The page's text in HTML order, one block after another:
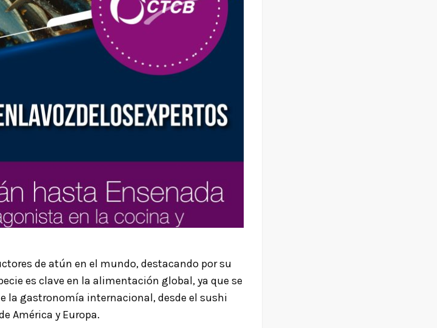
de atún en el mundo, destacando por su
es clave en la alimentación global, ya que se
la gastronomía internacional, desde el sushi
América y Europa.